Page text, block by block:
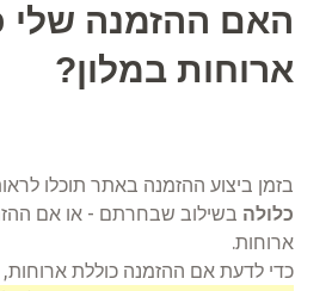
האם ההזמנה שלי
ארוחות במלון?
בזמן ביצוע ההזמנה באתר תוכלו
כלולהבשילוב שבחרתם - או אם
ארוחות.
כדי לדעת אם ההזמנה כוללת ארוחות,